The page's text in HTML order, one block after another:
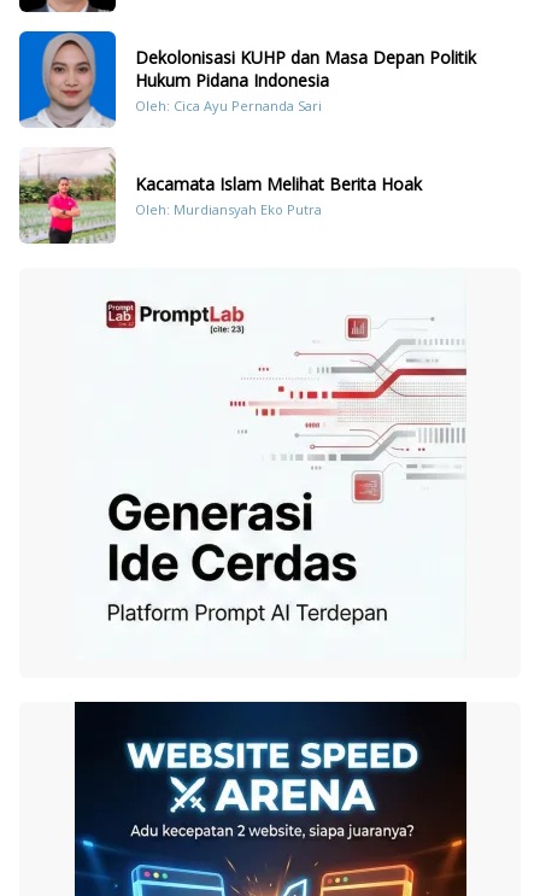
Dekolonisasi KUHP dan Masa Depan Politik
Hukum Pidana Indonesia
Oleh: Cica Ayu Pernanda Sari
Kacamata Islam Melihat Berita Hoak
Oleh: Murdiansyah Eko Putra